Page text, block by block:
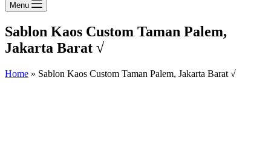
Menu
Sablon Kaos Custom Taman Palem,
Jakarta Barat √
Home » Sablon Kaos Custom Taman Palem, Jakarta Barat √